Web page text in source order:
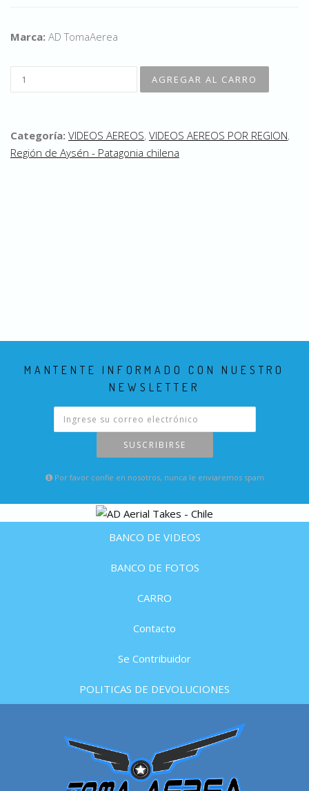
Marca: AD TomaAerea
Categoría: VIDEOS AEREOS, VIDEOS AEREOS POR REGION,
Región de Aysén - Patagonia chilena
MANTENTE INFORMADO CON NUESTRO
NEWSLETTER
SUSCRIBIRSE
Por favor confie en nosotros, nunca le enviaremos spam
BANCO DE VIDEOS
BANCO DE FOTOS
CARRO
Contacto
Se Contribuidor
POLITICAS DE DEVOLUCIONES